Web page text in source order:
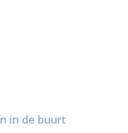
in de buurt